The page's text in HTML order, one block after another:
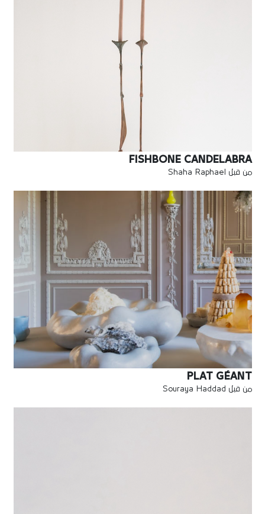
FISHBONE CANDELABRA
من قبل Shaha Raphael
PLAT GÉANT
من قبل Souraya Haddad